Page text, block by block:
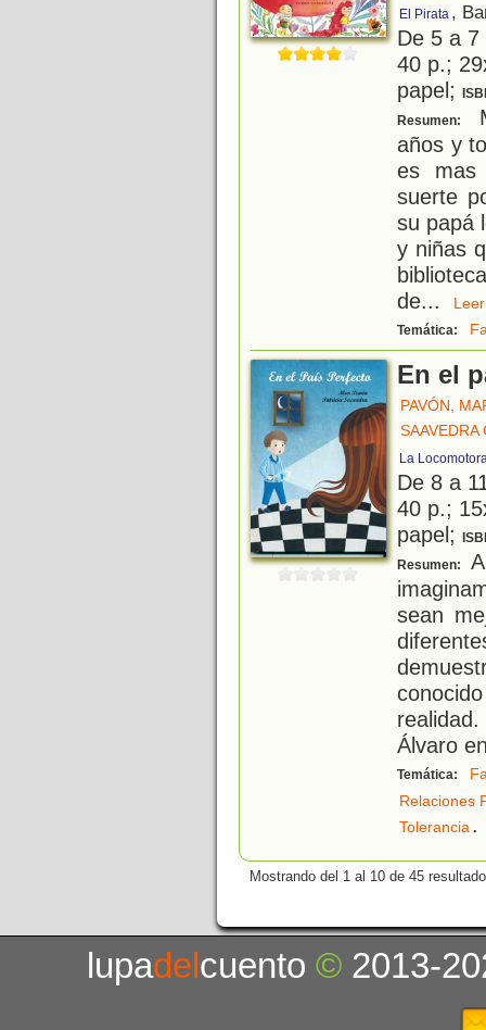
El Pirata ,
De 5 a
40 p.;
papel;
Resumen:
años y
es mas
suerte
su papá
y niñas
de...
Temática:
En el
PAVÓN,
SAAVEDRA
La
De 8 a
40 p.;
papel;
Resumen:
sean
Álvaro
Temática:
Relaciones
Tolerancia.
Mostrando del 1 al 10 de 45
lupadelcuento© 2013-